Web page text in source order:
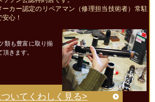
ーカー認定のリペアマン（修理担当技術者）常駐
安心！
類も豊富に取り揃
きます。
いてくわしく見る>